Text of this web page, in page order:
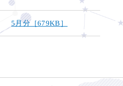
5月分［679KB］